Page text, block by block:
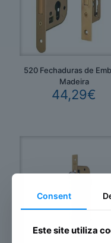
520 Fechaduras de
Madeira
44,29€
Consent
Este site utiliza